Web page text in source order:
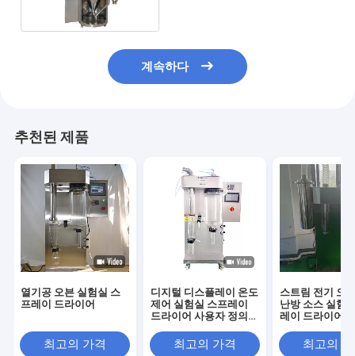
계속하다
추천된 제품
열기공 오븐 실험실 스
프레이 드라이어
최고의 가격
디지털 디스플레이 온도
제어 실험실 스프레이
드라이어 사용자 정의
최고의 가격
스트림 전기 오
난방 소스 실험
레이 드라이어
최고의